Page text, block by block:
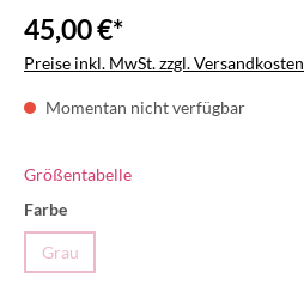
45,00 €*
Preise inkl. MwSt. zzgl. Versandkosten
Momentan nicht verfügbar
Größentabelle
Farbe
Grau